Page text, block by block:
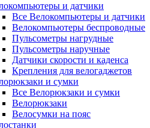
и датчики
Все Велокомпьютеры и датчики
Велокомпьютеры беспроводные
Пульсометры нагрудные
Пульсометры наручные
Датчики скорости и каденса
Крепления для велогаджетов
и сумки
Все Велорюкзаки и сумки
Велорюкзаки
Велосумки на пояс